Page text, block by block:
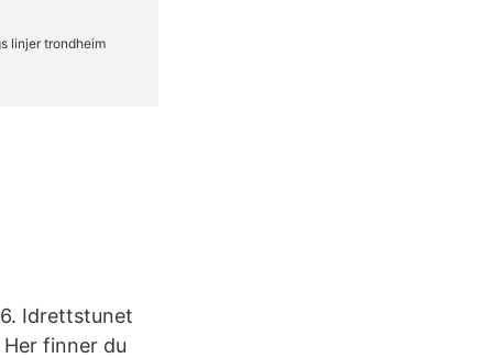
Idrettstunet
finner du